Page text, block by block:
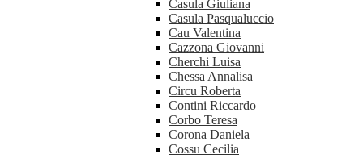
Casula Giuliana
Casula Pasqualuccio
Cau Valentina
Cazzona Giovanni
Cherchi Luisa
Chessa Annalisa
Circu Roberta
Contini Riccardo
Corbo Teresa
Corona Daniela
Cossu Cecilia